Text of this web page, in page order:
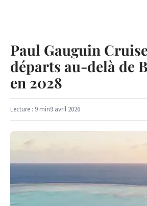
Paul Gauguin
départs au-delà de
en 2028
Lecture : 9 min9 avril 2026